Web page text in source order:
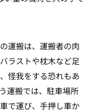
運搬は、運搬者の肉
ラストや枕木など足
怪我をする恐れもあ
運搬では、駐車場所
で運び、手押し車か